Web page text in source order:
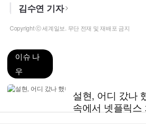
김수연 기자
Copyright ⓒ 세계일보. 무단 전재 및 재배포 금지
이슈 나
우
설현, 어디 갔나
속에서 넷플릭스